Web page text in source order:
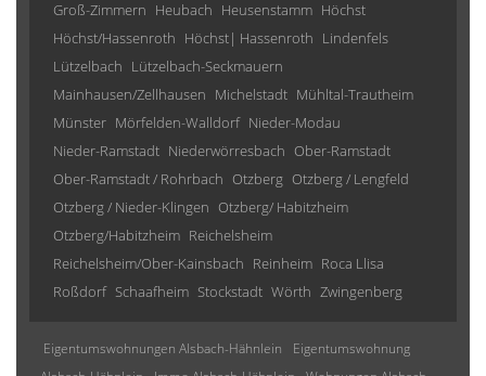
Groß-Zimmern Heubach Heusenstamm Höchst
Höchst/Hassenroth Höchst| Hassenroth Lindenfels
Lützelbach Lützelbach-Seckmauern
Mainhausen/Zellhausen Michelstadt Mühltal-Trautheim
Münster Mörfelden-Walldorf Nieder-Modau
Nieder-Ramstadt Niederwörresbach Ober-Ramstadt
Ober-Ramstadt / Rohrbach Otzberg Otzberg / Lengfeld
Otzberg / Nieder-Klingen Otzberg/ Habitzheim
Otzberg/Habitzheim Reichelsheim
Reichelsheim/Ober-Kainsbach Reinheim Roca Llisa
Roßdorf Schaafheim Stockstadt Wörth Zwingenberg
Eigentumswohnungen Alsbach-Hähnlein
Eigentumswohnung